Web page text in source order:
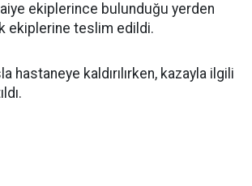
ekiplerince bulunduğu yerden
ekiplerine teslim edildi.
hastaneye kaldırılırken, kazayla ilgili